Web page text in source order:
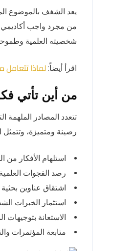
يعد الشغف بالموضوع
من مجرد واجب أكاديمي
شخصيته العلمية
اقرأ أيضاً: لماذا
من أين تأتي
تتعدد المصادر الملهمة
رصينة ومتميزة، وتتمثل
استلهام الأفكار
رصد الفجوات
اشتقاق عناوين
استثمار الخبرات
الاستعانة بتوجيهات
متابعة المؤتمرات